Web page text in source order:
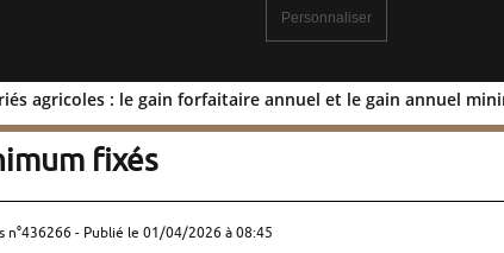
agricoles : le gain forfaitaire annuel et le gain annuel
agricoles : le gain
fixés
n°436266 - Publié le 01/04/2026 à 08:45
Personnaliser